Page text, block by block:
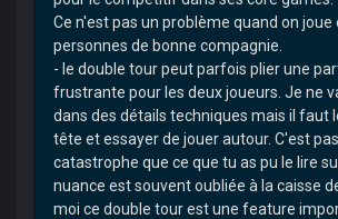
Ce n'est pas un problème quand on joue
personnes de bonne compagnie.
- le double tour peut parfois plier une
frustrante pour les deux joueurs. Je ne
dans des détails techniques mais il faut
tête et essayer de jouer autour. C'est
catastrophe que ce que tu as pu le lire
nuance est souvent oubliée à la caisse
moi ce double tour est une feature